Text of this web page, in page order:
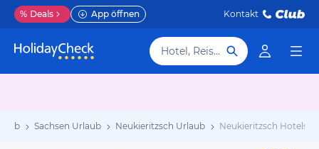
% Deals App öffnen Kontakt
Hotel, Reiseziel
Sachsen Urlaub Neukieritzsch Urlaub Neukieritzsch Hotels